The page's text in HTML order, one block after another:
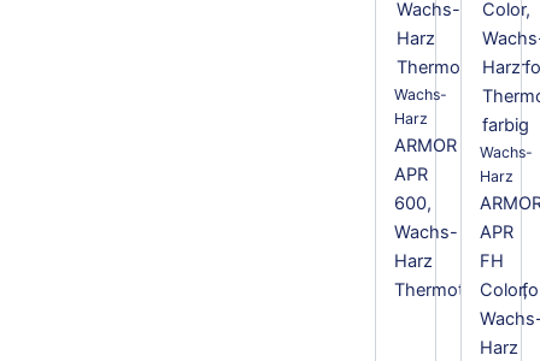
Wachs-
Harz
ARMOR
APR
600,
Wachs-
Harz
Wachs-
Harz
APR
FH
Color,
Harz